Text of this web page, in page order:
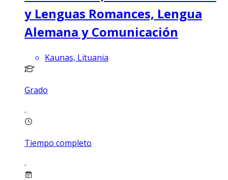
y Lenguas Romances, Lengua
Alemana y Comunicación
Kaunas, Lituania
Grado
Tiempo completo